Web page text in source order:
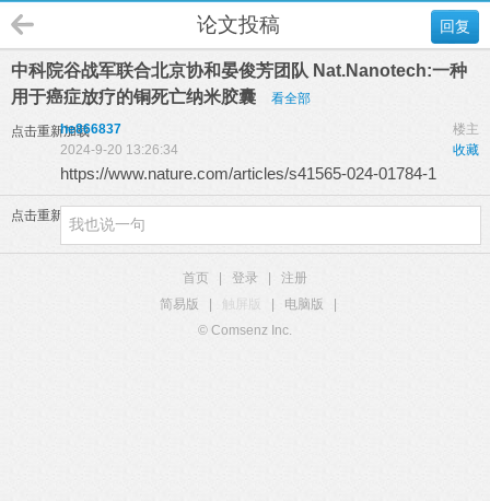
回复
论文投稿
中科院谷战军联合北京协和晏俊芳团队 Nat.Nanotech:一种
用于癌症放疗的铜死亡纳米胶囊
看全部
点击重新加载 楼主
he866837
收藏
2024-9-20 13:26:34
https://www.nature.com/articles/s41565-024-01784-1
点击重新加载
首页 登录
注册
简易版
触屏版 电脑版
© Comsenz Inc.